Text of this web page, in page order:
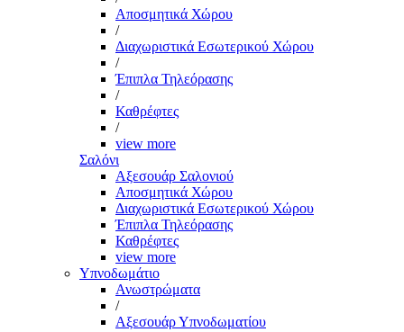
Αποσμητικά Χώρου
/
Διαχωριστικά Εσωτερικού Χώρου
/
Έπιπλα Τηλεόρασης
/
Καθρέφτες
/
view more
Σαλόνι
Αξεσουάρ Σαλονιού
Αποσμητικά Χώρου
Διαχωριστικά Εσωτερικού Χώρου
Έπιπλα Τηλεόρασης
Καθρέφτες
view more
Υπνοδωμάτιο
Ανωστρώματα
/
Αξεσουάρ Υπνοδωματίου